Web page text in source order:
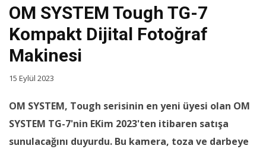
OM SYSTEM Tough TG-7
Kompakt Dijital Fotoğraf
Makinesi
15 Eylül 2023
OM SYSTEM, Tough serisinin en yeni üyesi olan OM
SYSTEM TG-7'nin EKim 2023'ten itibaren satışa
sunulacağını duyurdu. Bu kamera, toza ve darbeye